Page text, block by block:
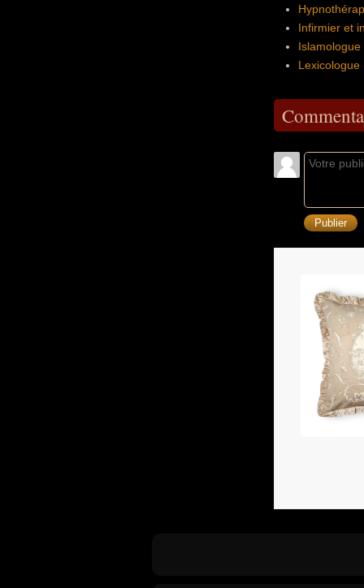
Infirmier et